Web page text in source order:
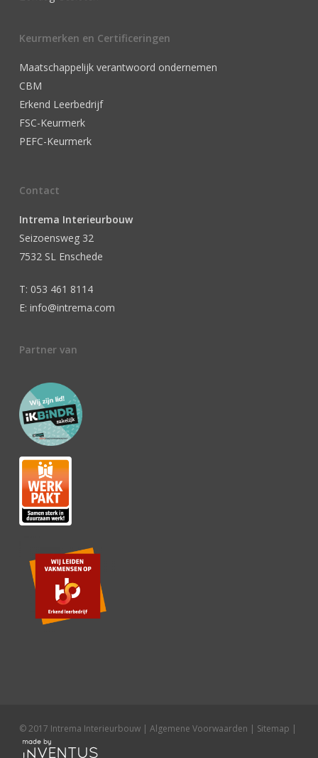
Keurmerken en Certificeringen
Maatschappelijk verantwoord ondernemen
CBM
Erkend Leerbedrijf
FSC-Keurmerk
PEFC-Keurmerk
Contact
Intrema Interieurbouw
Seizoensweg 32
7532 SL Enschede
T: 053 461 8114
E: info@intrema.com
Partner van
© 2017 Intrema Interieurbouw | Algemene Voorwaarden | Sitemap |